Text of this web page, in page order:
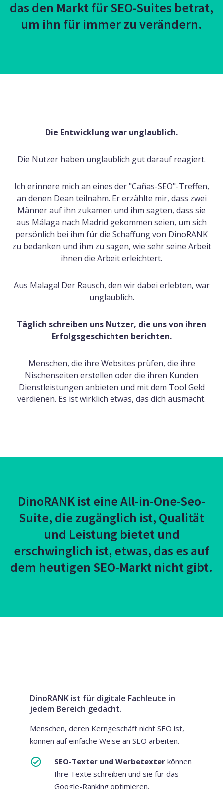
das den Markt für SEO-Suites betrat,
um ihn für immer zu verändern.
Die Entwicklung war unglaublich.
Die Nutzer haben unglaublich gut darauf reagiert.
Ich erinnere mich an eines der "Cañas-SEO"-Treffen,
an denen Dean teilnahm. Er erzählte mir, dass zwei
Männer auf ihn zukamen und ihm sagten, dass sie
aus Málaga nach Madrid gekommen seien, um sich
persönlich bei ihm für die Schaffung von DinoRANK
zu bedanken und ihm zu sagen, wie sehr seine Arbeit
ihnen die Arbeit erleichtert.
Aus Malaga! Der Rausch, den wir dabei erlebten, war
unglaublich.
Täglich schreiben uns Nutzer, die uns von ihren
Erfolgsgeschichten berichten.
Menschen, die ihre Websites prüfen, die ihre
Nischenseiten erstellen oder die ihren Kunden
Dienstleistungen anbieten und mit dem Tool Geld
verdienen. Es ist wirklich etwas, das dich ausmacht.
DinoRANK ist eine All-in-One-Seo-
Suite, die zugänglich ist, Qualität
und Leistung bietet und
erschwinglich ist, etwas, das es auf
dem heutigen SEO-Markt nicht gibt.
DinoRANK ist für digitale Fachleute in
jedem Bereich gedacht.
Menschen, deren Kerngeschäft nicht SEO ist,
können auf einfache Weise an SEO arbeiten.
SEO-Texter und Werbetexterkönnen
Ihre Texte schreiben und sie für das
Google-Ranking optimieren.